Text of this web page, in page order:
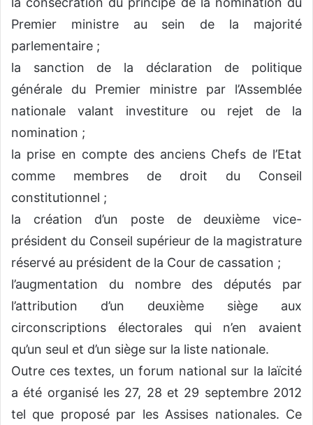
Premier ministre au sein de la majorité
parlementaire ;
la sanction de la déclaration de politique
générale du Premier ministre par l’Assemblée
nationale valant investiture ou rejet de la
nomination ;
la prise en compte des anciens Chefs de l’Etat
comme membres de droit du Conseil
constitutionnel ;
la création d’un poste de deuxième vice-
président du Conseil supérieur de la magistrature
réservé au président de la Cour de cassation ;
l’augmentation du nombre des députés par
l’attribution d’un deuxième siège aux
circonscriptions électorales qui n’en avaient
qu’un seul et d’un siège sur la liste nationale.
Outre ces textes, un forum national sur la laïcité
a été organisé les 27, 28 et 29 septembre 2012
tel que proposé par les Assises nationales. Ce